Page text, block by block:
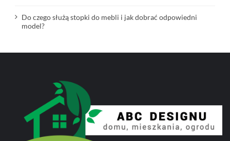
Do czego służą stopki do mebli i jak dobrać odpowiedni
model?